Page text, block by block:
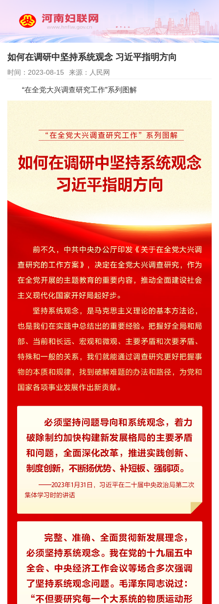
如何在调研中坚持系统观念 习近平指明方向
时间：2023-08-15 来源：人民网
“在全党大兴调查研究工作”系列图解